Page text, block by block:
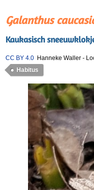
Galanthus
Kaukasisch
CC BY 4.0 Hanneke Waller -
Habitus